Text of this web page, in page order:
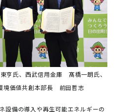
亨氏、西武信用金庫 髙橋一朗氏、
境価値共創本部長 前田哲志
設備の導入や再生可能エネルギーの